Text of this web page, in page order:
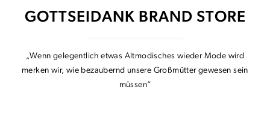
GOTTSEIDANK BRAND STORE
„Wenn gelegentlich etwas Altmodisches wieder Mode wird
merken wir, wie bezaubernd unsere Großmütter gewesen sein
müssen“